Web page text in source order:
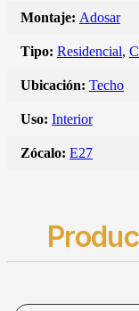
Montaje: Adosar
Tipo: Residencial,
Ubicación: Techo
Uso: Interior
Zócalo: E27